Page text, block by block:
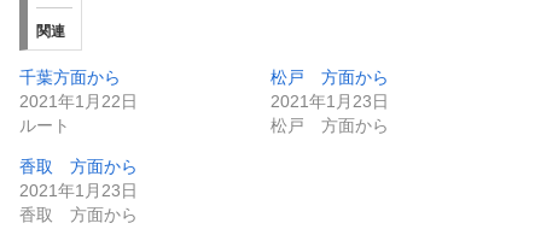
関連
千葉方面から
2021年1月22日
ルート
松戸 方面から
2021年1月23日
松戸 方面から
香取 方面から
2021年1月23日
香取 方面から